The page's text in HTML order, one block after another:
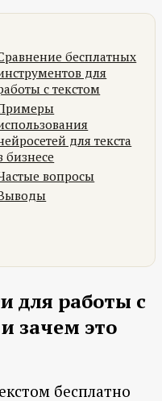
бесплатных
для
с текстом
для текста
бизнесе
вопросы
для работы с
зачем это
бесплатно